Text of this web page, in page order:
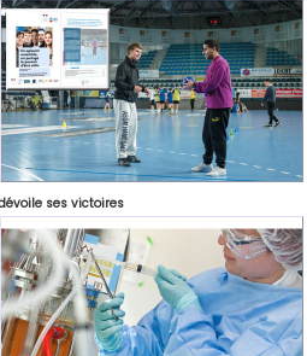
ses victoires